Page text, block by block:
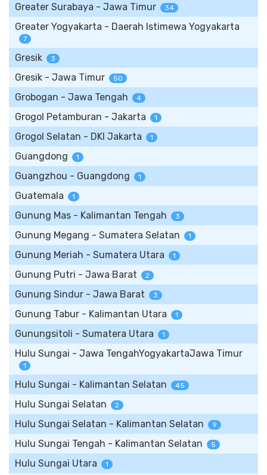
Greater Surabaya - Jawa Timur 34
Greater Yogyakarta - Daerah Istimewa Yogyakarta
7
Gresik 3
Gresik - Jawa Timur 50
Grobogan - Jawa Tengah 4
Grogol Petamburan - Jakarta 1
Grogol Selatan - DKI Jakarta 1
Guangdong 1
Guangzhou - Guangdong 1
Guatemala 1
Gunung Mas - Kalimantan Tengah 3
Gunung Megang - Sumatera Selatan 1
Gunung Meriah - Sumatera Utara 1
Gunung Putri - Jawa Barat 2
Gunung Sindur - Jawa Barat 3
Gunung Tabur - Kalimantan Utara 1
Gunungsitoli - Sumatera Utara 1
Hulu Sungai - Jawa TengahYogyakartaJawa Timur
1
Hulu Sungai - Kalimantan Selatan 45
Hulu Sungai Selatan 2
Hulu Sungai Selatan - Kalimantan Selatan 9
Hulu Sungai Tengah - Kalimantan Selatan 5
Hulu Sungai Utara 1